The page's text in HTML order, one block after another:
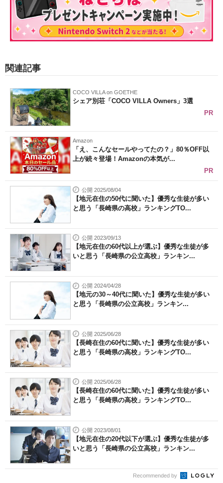
関連記事
COCO VILLA on GOETHE
シェア別荘「COCO VILLA Owners」3選
PR
Amazon
「え、こんなセールやってたの？」80％OFF以
上が続々登場！Amazonの本気が...
PR
公開 2025/08/04
【地元在住の50代に聞いた】優秀な生徒が多い
と思う「長崎県の高校」ランキングTO...
公開 2023/09/13
【地元在住の60代以上が選ぶ】優秀な生徒が多
いと思う「長崎県の公立高校」ランキン...
公開 2024/04/28
【地元の30～40代に聞いた】優秀な生徒が多い
と思う「長崎県の公立高校」ランキン...
公開 2025/06/28
【長崎在住の60代に聞いた】優秀な生徒が多い
と思う「長崎県の高校」ランキングTO...
公開 2025/06/28
【長崎在住の60代に聞いた】優秀な生徒が多い
と思う「長崎県の高校」ランキングTO...
公開 2023/08/01
【地元在住の20代以下が選ぶ】優秀な生徒が多
いと思う「長崎県の公立高校」ランキン...
Recommended by